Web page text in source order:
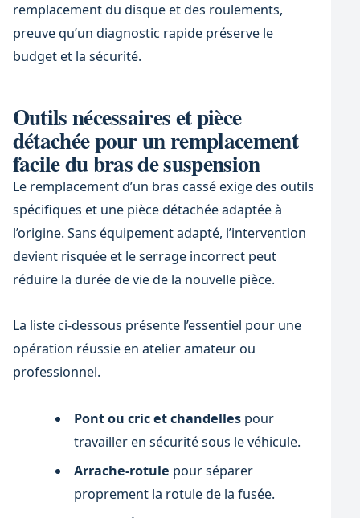
remplacement du disque et des roulements,
preuve qu’un diagnostic rapide préserve le
budget et la sécurité.
Outils nécessaires et pièce
détachée pour un remplacement
facile du bras de suspension
Le remplacement d’un bras cassé exige des outils
spécifiques et une pièce détachée adaptée à
l’origine. Sans équipement adapté, l’intervention
devient risquée et le serrage incorrect peut
réduire la durée de vie de la nouvelle pièce.
La liste ci-dessous présente l’essentiel pour une
opération réussie en atelier amateur ou
professionnel.
Pont ou cric et chandellespour
travailler en sécurité sous le véhicule.
Arrache-rotule pour séparer
proprement la rotule de la fusée.